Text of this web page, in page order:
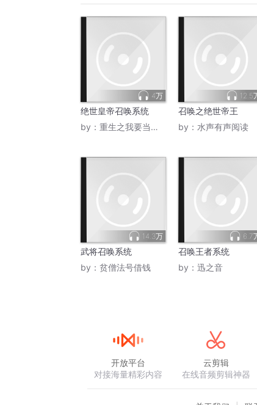
4万
绝世皇帝召唤系统
by： 重生之我要当有钱人
12.5
召唤之绝世帝王
by： 水声有声阅读
14.3万
武将召唤系统
by： 贫僧法号借钱
6.7
召唤王者系统
by： 迅之音
开放平台
对接海量精彩内容
云剪辑
在线音频剪辑神器